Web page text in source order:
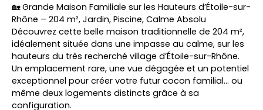
🏡 Grande Maison Familiale sur les Hauteurs d’Étoile-sur-
Rhône – 204 m², Jardin, Piscine, Calme Absolu
Découvrez cette belle maison traditionnelle de 204 m²,
idéalement située dans une impasse au calme, sur les
hauteurs du très recherché village d’Étoile-sur-Rhône.
Un emplacement rare, une vue dégagée et un potentiel
exceptionnel pour créer votre futur cocon familial… ou
même deux logements distincts grâce à sa
configuration.